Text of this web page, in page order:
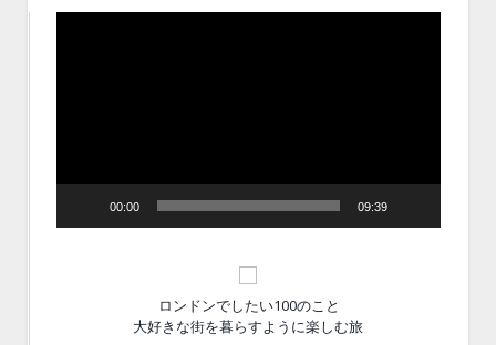
00:00 09:39
ロンドンでしたい100のこと
大好きな街を暮らすように楽しむ旅